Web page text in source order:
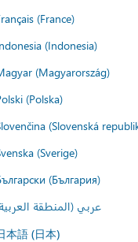
(France)
(Indonesia)
(Magyarország)
(Polska)
(Slovenská
(Sverige)
(България)
عربي (المنطقة
本語 (日本)